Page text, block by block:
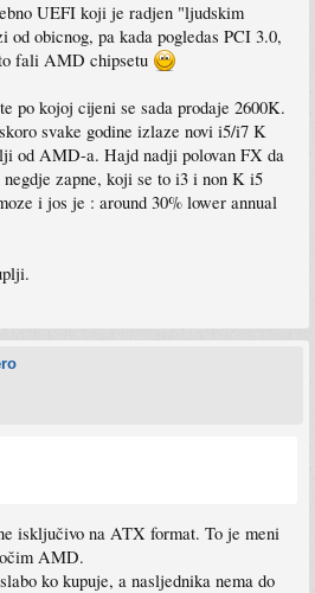
UEFI koji je radjen "ljudskim
obicnog, pa kada pogledas PCI 3.0,
fali AMD chipsetu
po kojoj cijeni se sada prodaje 2600K.
svake godine izlaze novi i5/i7 K
od AMD-a. Hajd nadji polovan FX da
zapne, koji se to i3 i non K i5
i jos je : around 30% lower annual
isključivo na ATX format. To je meni
AMD.
ko kupuje, a nasljednika nema do